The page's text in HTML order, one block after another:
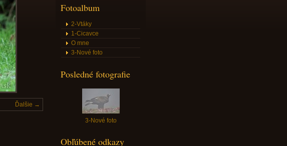
Ďalšie →
Fotoalbum
2-Vtáky
1-Cicavce
O mne
3-Nové foto
Posledné fotografie
3-Nové foto
Obľúbené odkazy